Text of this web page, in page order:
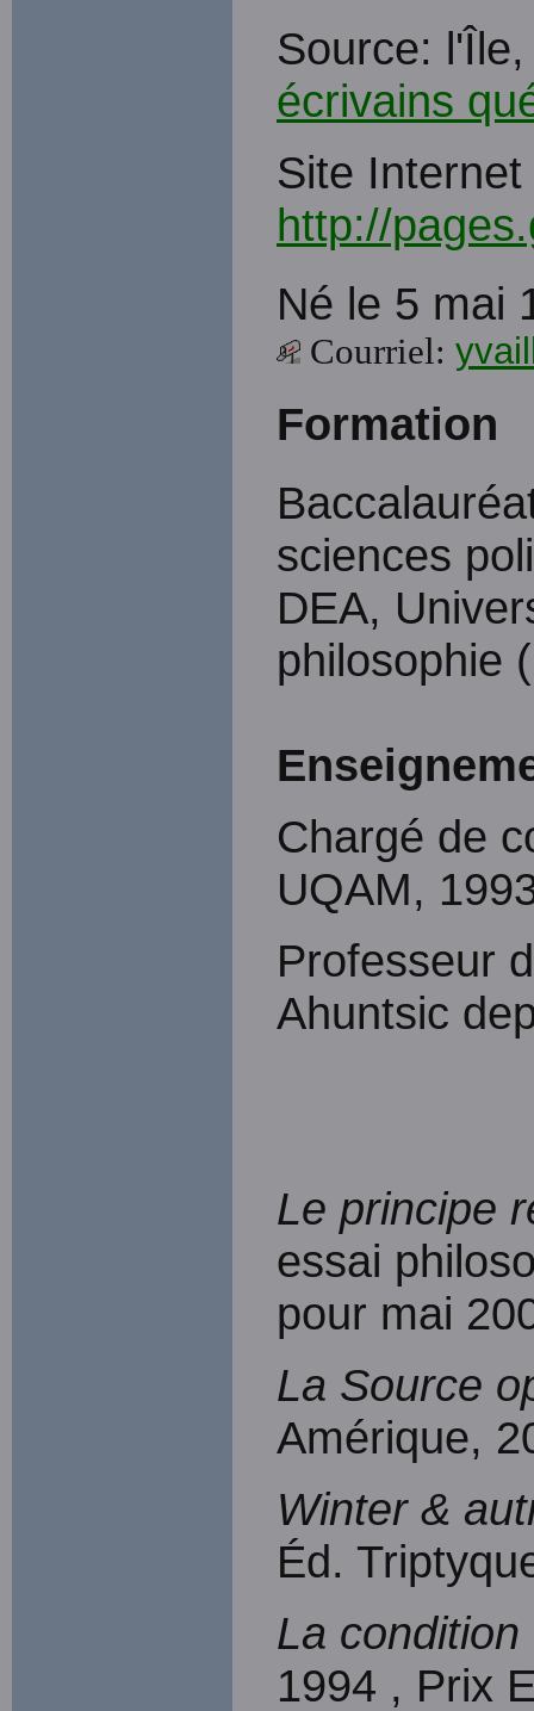
Source:
écrivains
Site Internet
http://
Né le 5 mai
Courriel:
Formation
sciences
DEA,
philosophie
Chargé de
UQAM,
Professeur
Ahuntsic
Le principe
essai
pour mai
La Source
Amérique,
Winter &
Éd.
La
1994 , Prix